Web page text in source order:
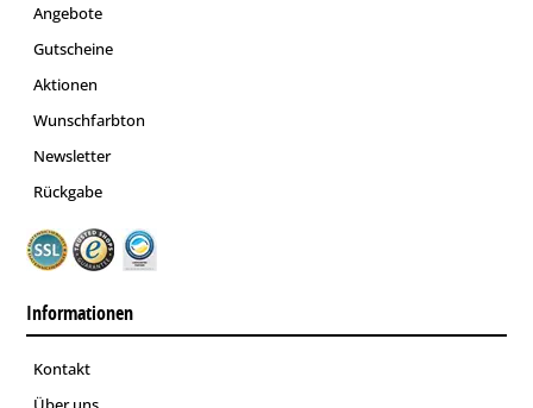
Angebote
Gutscheine
Aktionen
Wunschfarbton
Newsletter
Rückgabe
Informationen
Kontakt